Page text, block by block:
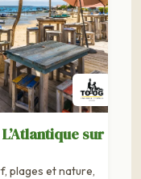
sur
plages et nature,